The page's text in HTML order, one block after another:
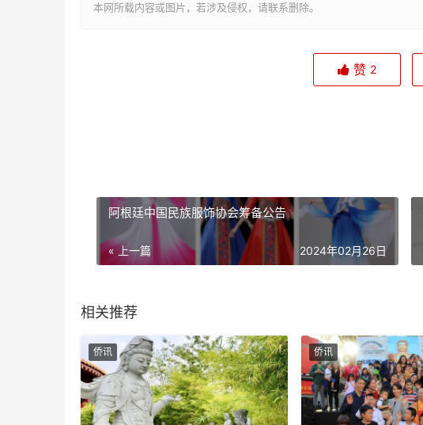
本网所载内容或图片，若涉及侵权，请联系删除。
赞 2
阿根廷中国民族服饰协会筹备公告
« 上一篇 2024年02月26日
相关推荐
侨讯 侨讯